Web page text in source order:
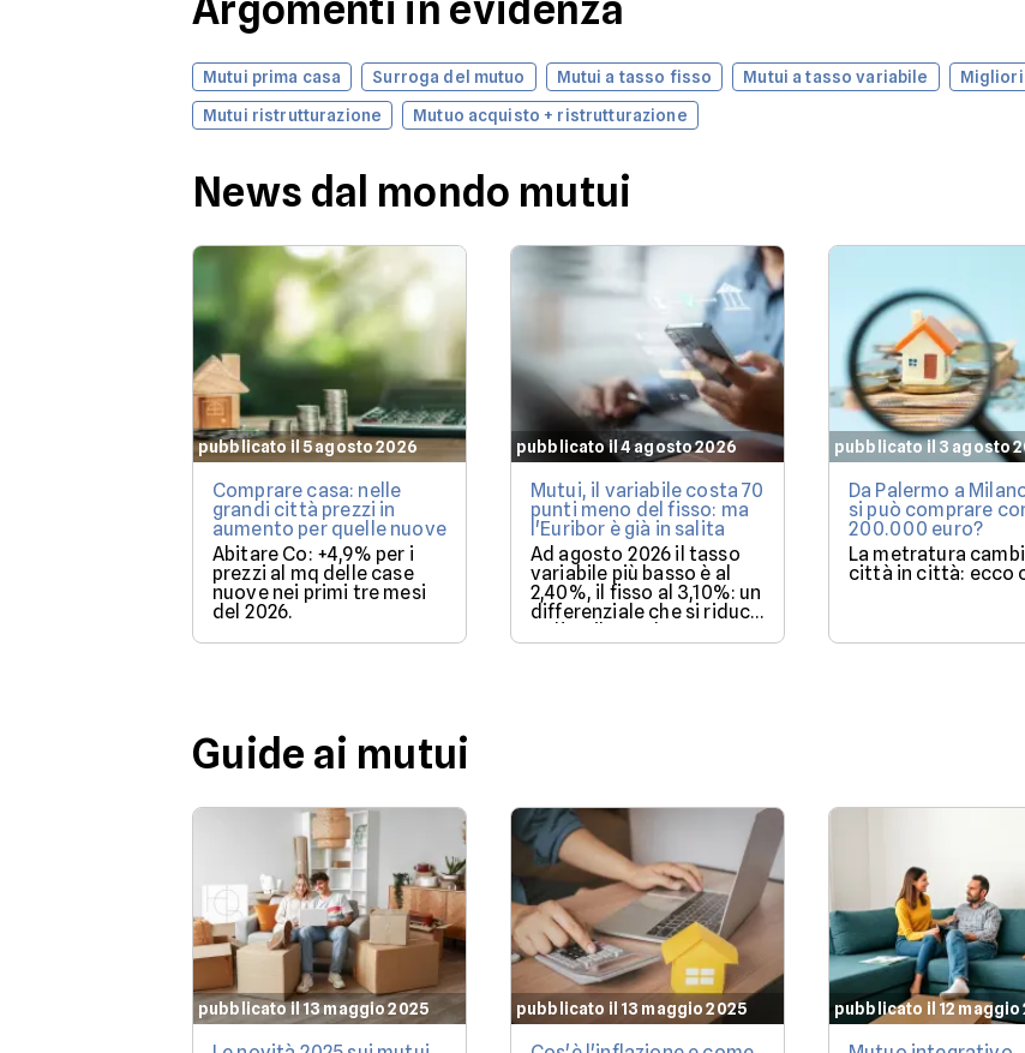
Mutui prima casa Surroga del mutuo Mutui a tasso fisso Mutui a tasso variabile
Mutui ristrutturazione
Mutuo acquisto + ristrutturazione
News dal mondo mutui
pubblicato il 5 agosto 2026
Comprare casa: nelle
grandi città prezzi in
aumento per quelle nuove
Abitare Co: +4,9% per i
prezzi al mq delle case
nuove nei primi tre mesi
del 2026.
pubblicato il 4 agosto 2026
Mutui, il variabile costa 70
punti meno del fisso: ma
l'Euribor è già in salita
Ad agosto 2026 il tasso
variabile più basso è al
2,40%, il fisso al 3,10%: un
differenziale che si riduce
se l'Euribor sale come
previsto entro dicembre.
pubblicato il 3 agosto
Da Palermo a
si può comprare
200.000 euro?
La metratura
città in città: ecco
Guide ai mutui
pubblicato il 13 maggio 2025 pubblicato il 13 maggio 2025 pubblicato il 12 maggio